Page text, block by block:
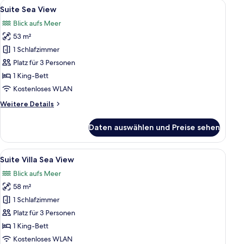
Alle
Fotos
für
Suite
Sea
View
anzeigen
Ein Hotelzimmer mit einem Bett,
12
Suite Sea View
Blick aufs Meer
53 m²
1 Schlafzimmer
Platz für 3 Personen
1 King-Bett
Kostenloses WLAN
Weitere Details
Weitere
Sea
View
Daten auswählen und Preise sehen
Alle
Fotos
für
Suite
Villa
Sea
View
anzeigen
Ein Hotelzimmer mit einem großen
14
Suite Villa Sea View
Blick aufs Meer
58 m²
1 Schlafzimmer
Platz für 3 Personen
1 King-Bett
Kostenloses WLAN